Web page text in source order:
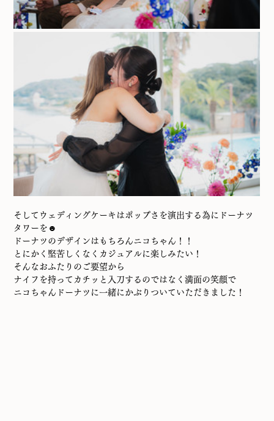
そしてウェディングケーキはポップさを演出する為にドーナツ
タワーを☻
ドーナツのデザインはもちろんニコちゃん！！
とにかく堅苦しくなくカジュアルに楽しみたい！
そんなおふたりのご要望から
ナイフを持ってカチッと入刀するのではなく満面の笑顔で
ニコちゃんドーナツに一緒にかぶりついていただきました！